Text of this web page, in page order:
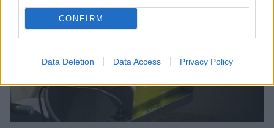
CONFIRM
Data Deletion Data Access Privacy Policy